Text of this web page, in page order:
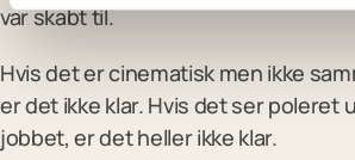
var skabt til.
Hvis det er cinematisk men ikke
er det ikke klar. Hvis det ser poleret
jobbet, er det heller ikke klar.